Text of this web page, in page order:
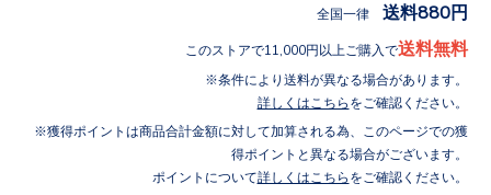
全国一律 送料880円
このストアで11,000円以上ご購入で送料無料
条件により送料が異なる場合があります。
詳しくはこちら をご確認ください。
獲得ポイントは商品合計金額に対して加算される為、このページでの獲
得ポイントと異なる場合がございます。
ポイントについて詳しくはこちら をご確認ください。